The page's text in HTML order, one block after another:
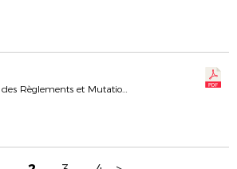
Commission Régionale des Règlements et Mutations